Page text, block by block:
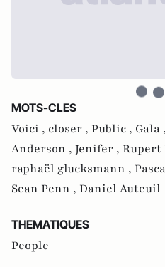
MOTS-CLES
Voici , closer , Public , Gala ,
Anderson , Jenifer , Rupert
raphaël glucksmann ,
Sean Penn , Daniel Auteuil
THEMATIQUES
People